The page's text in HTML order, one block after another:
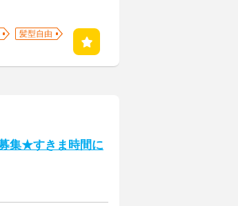
髪型自由
集★すきま時間に